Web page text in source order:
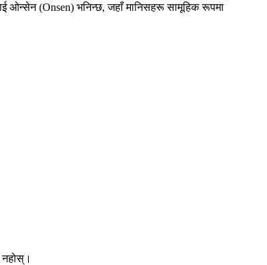
ओन्सेन (Onsen) भनिन्छ, जहाँ मानिसहरू सामूहिक रूपमा
नहोस्।